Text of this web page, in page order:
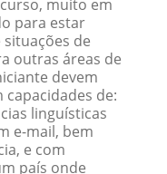
muito em
para estar
de
outras áreas de
devem
de:
linguísticas
e-mail, bem
e com
país onde